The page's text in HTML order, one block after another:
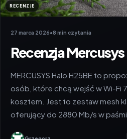
RECENZJE
27 marca 2026•8 min czytania
Recenzja Mercusys
MERCUSYS Halo H25BE to
osób, które chcą wejść w Wi-Fi
kosztem. Jest to zestaw mesh
oferujący do 2880 Mb/s w